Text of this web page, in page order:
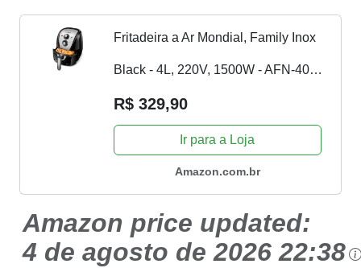
Fritadeira a Ar Mondial, Family Inox
Black - 4L, 220V, 1500W - AFN-40-
BI
R$ 329,90
Ir para a Loja
Amazon.com.br
Amazon price updated:
4 de agosto de 2026 22:38